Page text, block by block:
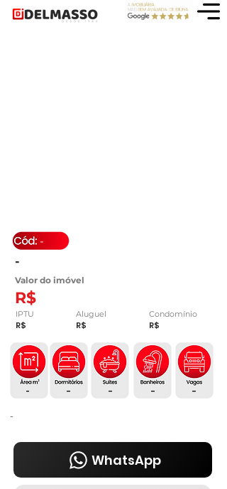
-
Valor do imóvel
R$
-
IPTU
R$
Aluguel Condomínio
R$ R$
-
-
- - -
-
WhatsApp